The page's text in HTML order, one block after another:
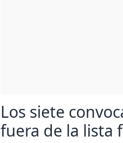
Los siete
fuera de la lista